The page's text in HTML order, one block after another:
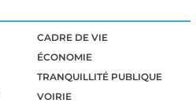
CADRE DE VIE
ÉCONOMIE
TRANQUILLITÉ PUBLIQUE
VOIRIE